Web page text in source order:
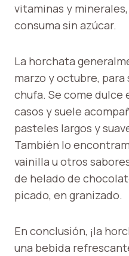
vitaminas y
consuma sin azúcar.
La horchata
marzo y octubre,
chufa. Se come dulce
casos y suele
pasteles largos y
También lo
vainilla u otros
de helado de
picado, en granizado.
En conclusión, ¡la
una bebida